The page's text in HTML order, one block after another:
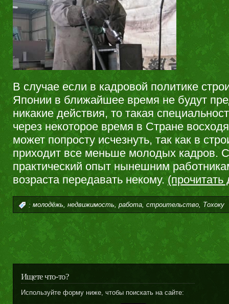
В случае если в кадровой политике
Японии в ближайшее время не будут
никакие действия, то такая
через некоторое время в Стране
может попросту исчезнуть, так как в
приходит все меньше молодых кадров.
практический опыт нынешним
возраста передавать некому.
: молодёжь, недвижимость, работа, строительство, Тохоку
Ищете что-то?
Используйте форму ниже, чтобы поискать на сайте: